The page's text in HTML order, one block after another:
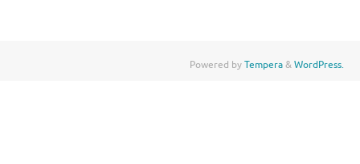
Powered byTempera&WordPress.